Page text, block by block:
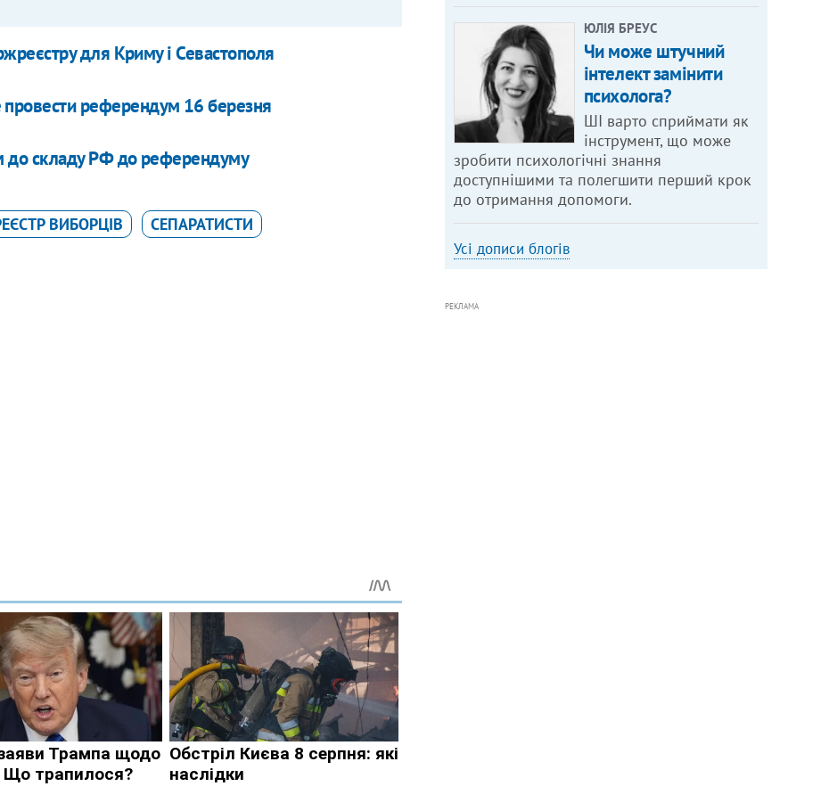
для Криму і Севастополя
референдум 16 березня
складу РФ до референдуму
ВИБОРЦІВ СЕПАРАТИСТИ
ЮЛІЯ БРЕУС
Чи може штучний
інтелект замінити
психолога?
ШІ варто сприймати як
інструмент, що може
зробити психологічні знання
доступнішими та полегшити перший крок
до отримання допомоги.
Усі дописи блогів
РЕКЛАМА